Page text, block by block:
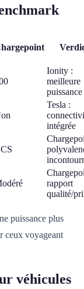
Ionity :
meilleure
puissance
Tesla :
intégrée
rapport
qualité/
puissance plus
ceux voyageant
véhicules